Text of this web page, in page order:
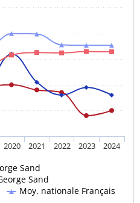
Sand
Sand
Moy. nationale Français
2020 2021 2022 2023 2024